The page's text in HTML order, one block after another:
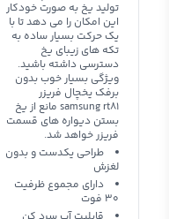
تولید یخ به صورت خودکار
این امکان را می دهد تا با
یک حرکت بسیار ساده به
تکه های زیبای یخ
دسترسی داشته باشید.
ویژگی بسیار خوب بدون
برفک یخچال فریزر
samsung rt81 مانع از یخ
بستن دیواره های قسمت
فریزر خواهد شد.
طراحی یکدست و بدون
لغزش
دارای مجموع ظرفیت
30 فوت